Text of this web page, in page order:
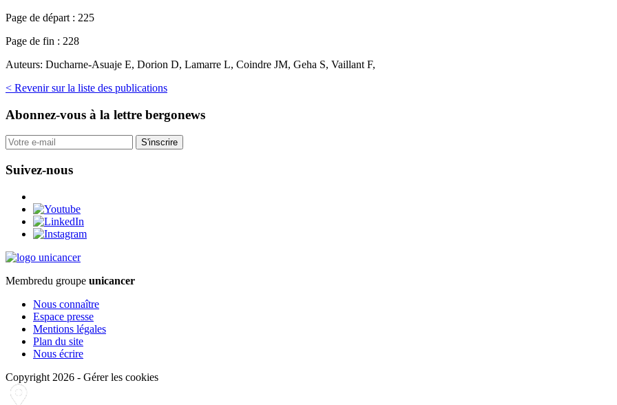
Page de départ : 225
Page de fin : 228
Auteurs: Ducharne-Asuaje E, Dorion D, Lamarre L, Coindre JM, Geha S, Vaillant F,
< Revenir sur la liste des publications
Abonnez-vous à la lettre bergonews
S'inscrire
Suivez-nous
Membredu groupe unicancer
Nous connaître
Espace presse
Mentions légales
Plan du site
Nous écrire
Copyright 2026 - Gérer les cookies